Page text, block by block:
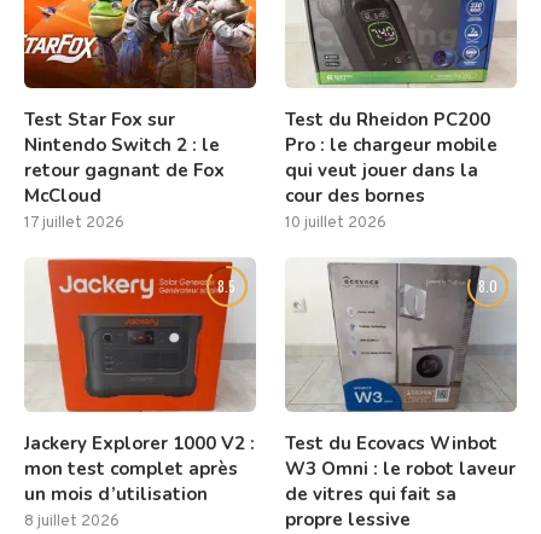
Test Star Fox sur
Nintendo Switch 2 : le
retour gagnant de Fox
McCloud
17 juillet 2026
Test du Rheidon PC200
Pro : le chargeur mobile
qui veut jouer dans la
cour des bornes
10 juillet 2026
8.5
Jackery Explorer 1000 V2 :
mon test complet après
un mois d’utilisation
8 juillet 2026
8.0
Test du Ecovacs Winbot
W3 Omni : le robot laveur
de vitres qui fait sa
propre lessive